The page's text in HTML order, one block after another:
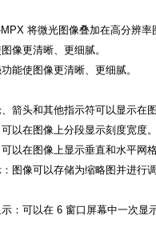
将微光图像叠加在高分辨
像更清晰、更细腻。
能使图像更清晰、更细腻。
箭头和其他指示符可以显示在
以在图像上分段显示刻度宽度。
以在图像上显示垂直和水平网格
图像可以存储为缩略图并进行
：可以在 6 窗口屏幕中一次显